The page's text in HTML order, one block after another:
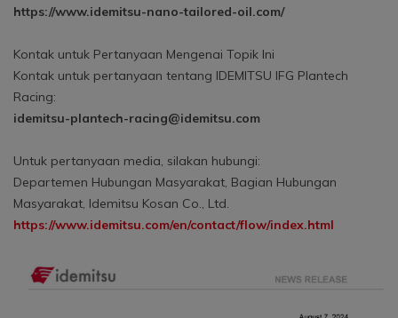
https://www.idemitsu-nano-tailored-oil.com/
Kontak untuk Pertanyaan Mengenai Topik Ini
Kontak untuk pertanyaan tentang IDEMITSU IFG Plantech
Racing:
idemitsu-plantech-racing@idemitsu.com
Untuk pertanyaan media, silakan hubungi:
Departemen Hubungan Masyarakat, Bagian Hubungan
Masyarakat, Idemitsu Kosan Co., Ltd.
https://www.idemitsu.com/en/contact/flow/index.html